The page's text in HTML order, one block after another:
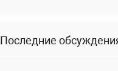
Последние